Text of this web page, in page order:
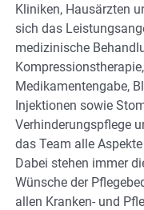
Kliniken, Hausärzten
sich das
medizinische
Medikamentengabe,
Injektionen sowie
Verhinderungspflege
das Team alle
Dabei stehen immer
Wünsche der
allen Kranken- und